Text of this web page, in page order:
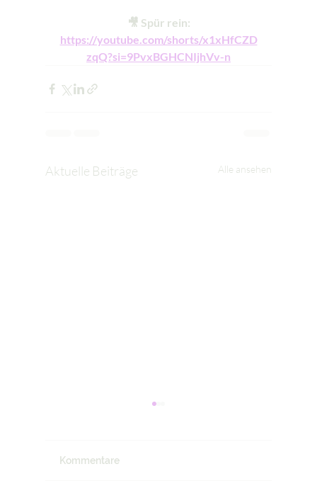
🎥 Spür rein:
https://youtube.com/shorts/x1xHfCZD
zqQ?si=9PvxBGHCNIjhVv-n
Aktuelle Beiträge Alle ansehen
Kommentare